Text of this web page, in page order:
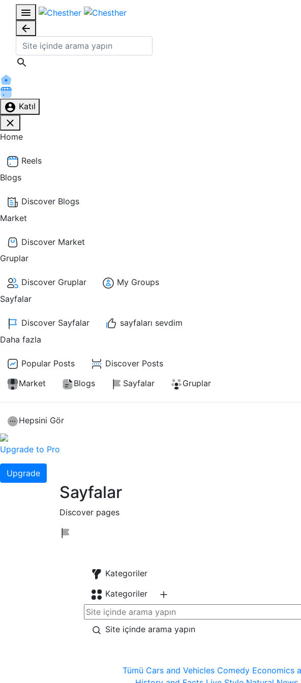
Katıl
Home
Reels
Blogs
Discover Blogs
Market
Discover Market
Gruplar
Discover Gruplar
My Groups
Sayfalar
Discover Sayfalar
sayfaları sevdim
Daha fazla
Popular Posts
Discover Posts
Market
Blogs Sayfalar Gruplar
Hepsini Gör
Upgrade to Pro
Upgrade
Sayfalar
Discover pages
Kategoriler
Kategoriler
Site içinde arama yapın
Tümü Cars and Vehicles Comedy Economics